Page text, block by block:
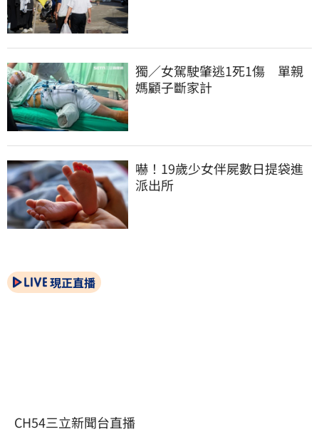
獨／女駕駛肇逃1死1傷　單親
媽顧子斷家計
嚇！19歲少女伴屍數日提袋進
派出所
現正直播
CH54三立新聞台直播